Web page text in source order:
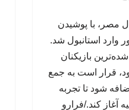
مصر، با پوشیدن
وارد استانبول شد.
بازیکنان
قرار است به جمع
شود تا تجربه
آغاز کند./فرارو